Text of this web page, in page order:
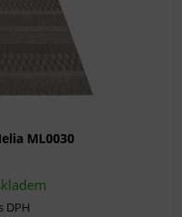
ML0030
s DPH